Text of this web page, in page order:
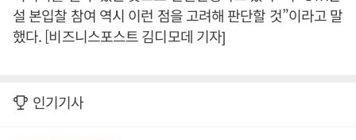
설 본입찰 참여 역시 이런 점을 고려해 판단할 것”이라고 말
했다. [비즈니스포스트 김디모데 기자]
인기기사